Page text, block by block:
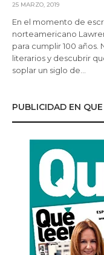
25 MARZO, 2019
En el momento de
norteamericano
para cumplir 100 años.
literarios y descubrir
soplar un siglo de…
PUBLICIDAD EN QUE